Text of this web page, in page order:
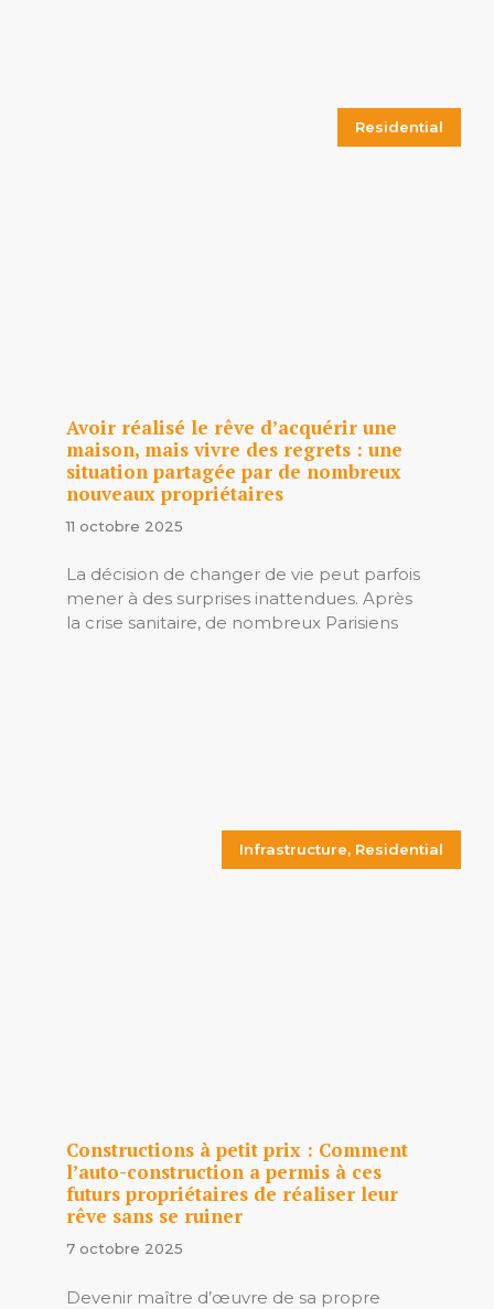
Residential
Avoir réalisé le rêve d’acquérir une
maison, mais vivre des regrets : une
situation partagée par de nombreux
nouveaux propriétaires
11 octobre 2025
La décision de changer de vie peut parfois
mener à des surprises inattendues. Après
la crise sanitaire, de nombreux Parisiens
Infrastructure, Residential
Constructions à petit prix : Comment
l’auto-construction a permis à ces
futurs propriétaires de réaliser leur
rêve sans se ruiner
7 octobre 2025
Devenir maître d’œuvre de sa propre